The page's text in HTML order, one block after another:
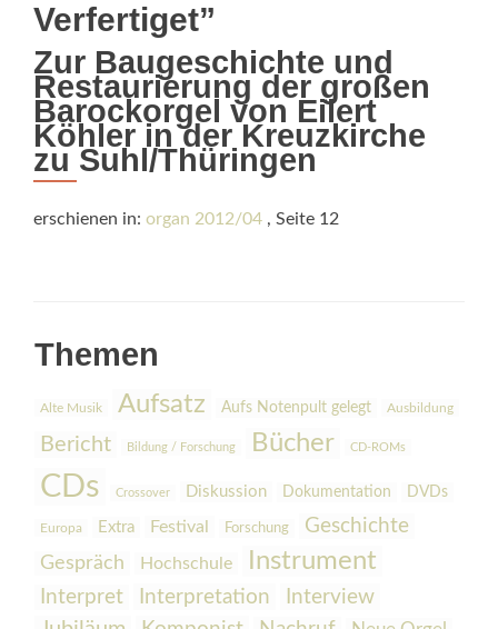
Verfertiget”
Zur Baugeschichte und
Restaurierung der großen
Barockorgel von Eilert
Köhler in der Kreuzkirche
zu Suhl/Thüringen
erschienen in: organ 2012/04 , Seite 12
Themen
Alte Musik Aufsatz Aufs Notenpult gelegt Ausbildung
Bericht Bildung / Forschung Bücher CD-ROMs
CDs Crossover Diskussion Dokumentation DVDs
Europa Extra Festival Forschung Geschichte
Gespräch Hochschule Instrument
Interpret Interpretation
Interview